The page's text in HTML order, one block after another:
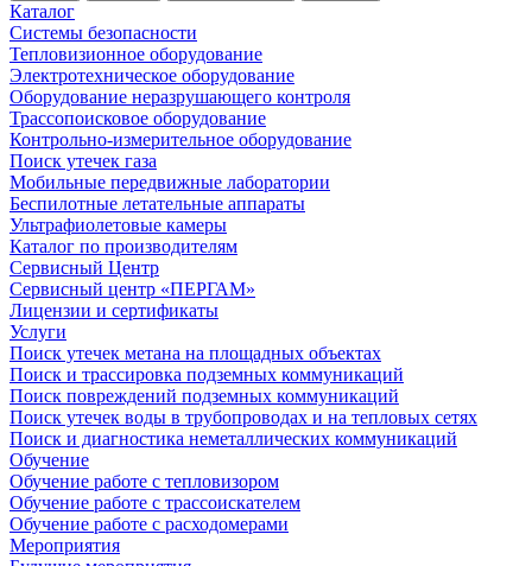
Каталог
Системы безопасности
Тепловизионное оборудование
Электротехническое оборудование
Оборудование неразрушающего контроля
Трассопоисковое оборудование
Контрольно-измерительное оборудование
Поиск утечек газа
Мобильные передвижные лаборатории
Беспилотные летательные аппараты
Ультрафиолетовые камеры
Каталог по производителям
Сервисный Центр
Сервисный центр «ПЕРГАМ»
Лицензии и сертификаты
Услуги
Поиск утечек метана на площадных объектах
Поиск и трассировка подземных коммуникаций
Поиск повреждений подземных коммуникаций
Поиск утечек воды в трубопроводах и на тепловых сетях
Поиск и диагностика неметаллических коммуникаций
Обучение
Обучение работе с тепловизором
Обучение работе с трассоискателем
Обучение работе с расходомерами
Мероприятия